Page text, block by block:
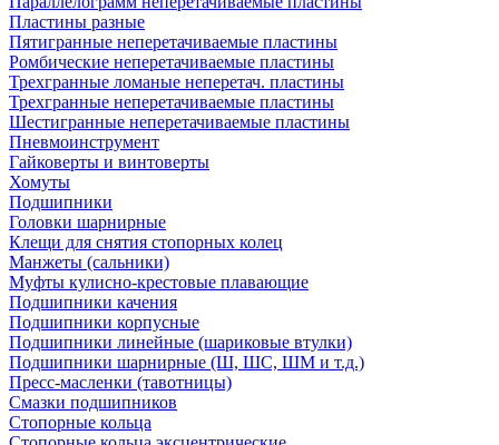
Пластины разные
Пятигранные неперетачиваемые пластины
Ромбические неперетачиваемые пластины
Трехгранные ломаные неперетач. пластины
Трехгранные неперетачиваемые пластины
Шестигранные неперетачиваемые пластины
Пневмоинструмент
Гайковерты и винтоверты
Хомуты
Подшипники
Головки шарнирные
Клещи для снятия стопорных колец
Манжеты (сальники)
Муфты кулисно-крестовые плавающие
Подшипники качения
Подшипники корпусные
Подшипники линейные (шариковые втулки)
Подшипники шарнирные (Ш, ШС, ШМ и т.д.)
Пресс-масленки (тавотницы)
Смазки подшипников
Стопорные кольца